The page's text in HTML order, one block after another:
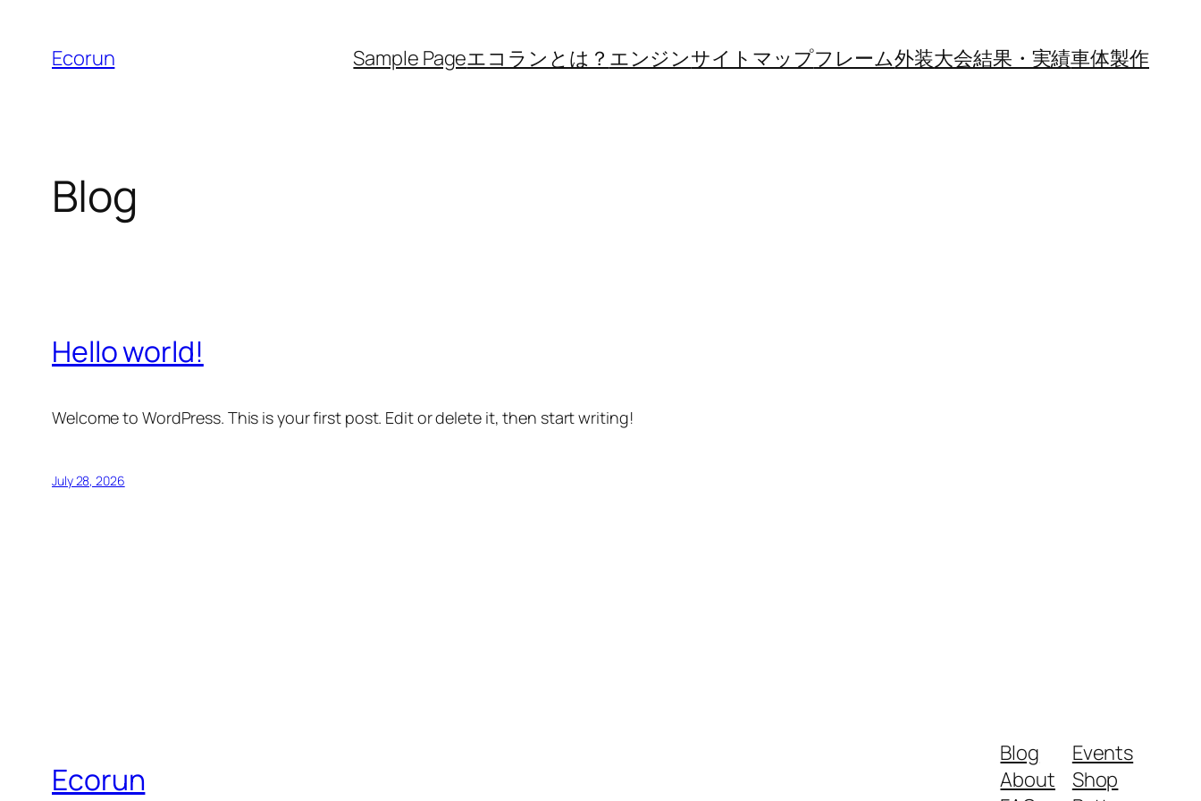
content
Ecorun Sample Pageエコランとは？ エンジンサイトマップフレーム外装大会結果・実績車体製作
Blog
Hello world!
Welcome to WordPress. This is your first post. Edit or delete it, then start writing!
July 28, 2026
Ecorun
Blog
About
Events
Shop